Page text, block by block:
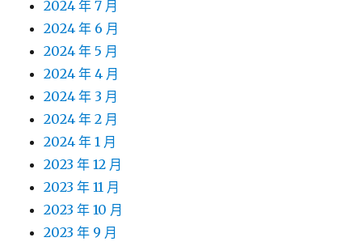
2024 年 7 月
2024 年 6 月
2024 年 5 月
2024 年 4 月
2024 年 3 月
2024 年 2 月
2024 年 1 月
2023 年 12 月
2023 年 11 月
2023 年 10 月
2023 年 9 月